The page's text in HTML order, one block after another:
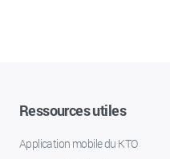
Ressources utiles
Application mobile du KTO